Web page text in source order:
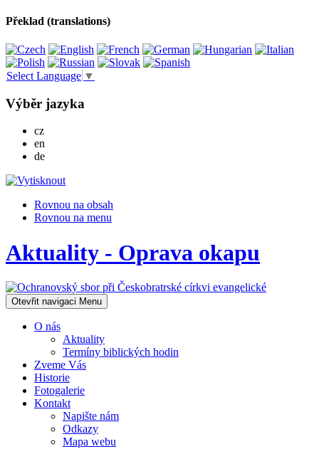
Překlad (translations)
Select Language ▼
Výběr jazyka
czČesky
en
deDeutsch
Rovnou na obsah
Rovnou na menu
Aktuality - Oprava okapu
Otevřit navigaci Menu
O nás
Aktuality
Termíny biblických hodin
Zveme Vás
Historie
Fotogalerie
Kontakt
Napište nám
Odkazy
Mapa webu